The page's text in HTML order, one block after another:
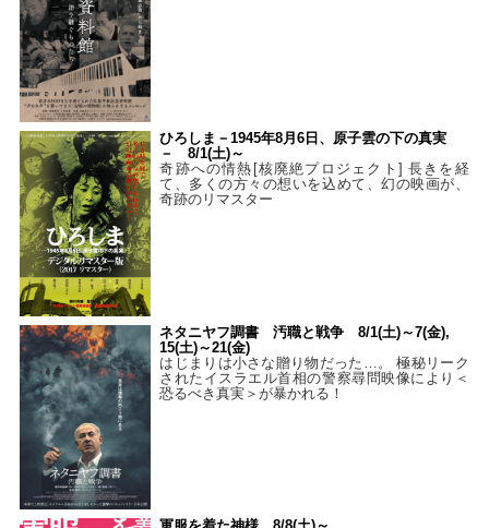
ひろしま－1945年8月6日、原子雲の下の真実
－ 8/1(土)～
奇跡への情熱[核廃絶プロジェクト] 長きを経
て、多くの方々の想いを込めて、幻の映画が、
奇跡のリマスター
ネタニヤフ調書 汚職と戦争 8/1(土)～7(金),
15(土)～21(金)
はじまりは小さな贈り物だった…。 極秘リーク
されたイスラエル首相の警察尋問映像により＜
恐るべき真実＞が暴かれる！